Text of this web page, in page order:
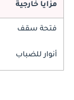
مزايا خارجية
فتحة سقف
أنوار للضباب